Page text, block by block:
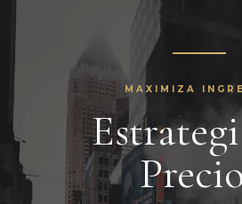
MAXIMIZA